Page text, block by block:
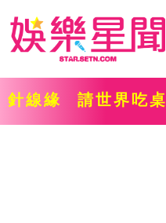
針線緣 請世界吃桌